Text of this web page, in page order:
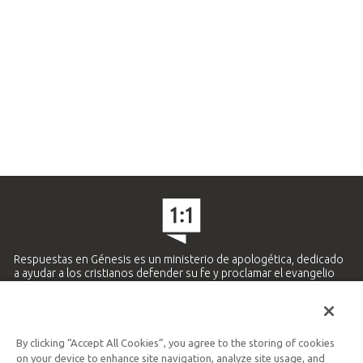
Respuestas en Génesis es un ministerio de apologética, dedicado
a ayudar a los cristianos defender su fe y proclamar el evangelio
Ministerio Hispano y Latinoamericano
By clicking “Accept All Cookies”, you agree to the storing of cookies
on your device to enhance site navigation, analyze site usage, and